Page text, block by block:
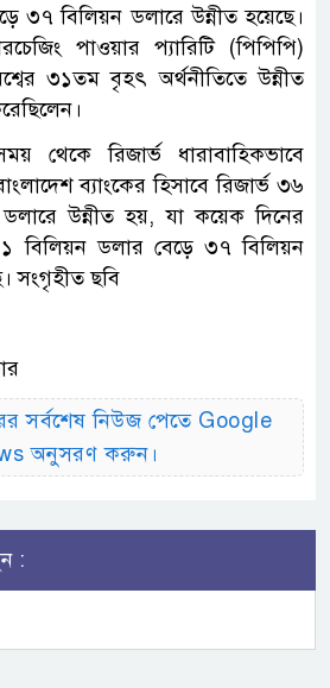
৩৭ বিলিয়ন ডলারে উন্নীত হয়েছে।
পাওয়ার প্যারিটি (পিপিপি)
৩১তম বৃহৎ অর্থনীতিতে উন্নীত
থেকে রিজার্ভ ধারাবাহিকভাবে
ব্যাংকের হিসাবে রিজার্ভ ৩৬
উন্নীত হয়, যা কয়েক দিনের
বিলিয়ন ডলার বেড়ে ৩৭ বিলিয়ন
সংগৃহীত ছবি
সর্বশেষ নিউজ পেতে Google
অনুসরণ করুন।
: